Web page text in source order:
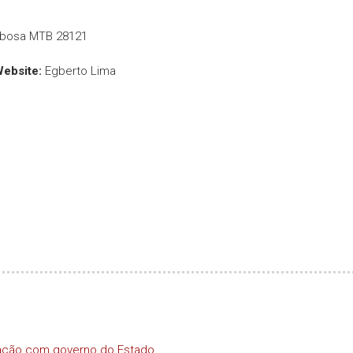
MTB 28121
Egberto Lima
com governo do Estado